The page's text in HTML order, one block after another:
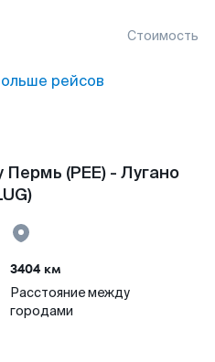
Стоимость
рейсов
(PEE) - Лугано
3404 км
Расстояние между
городами